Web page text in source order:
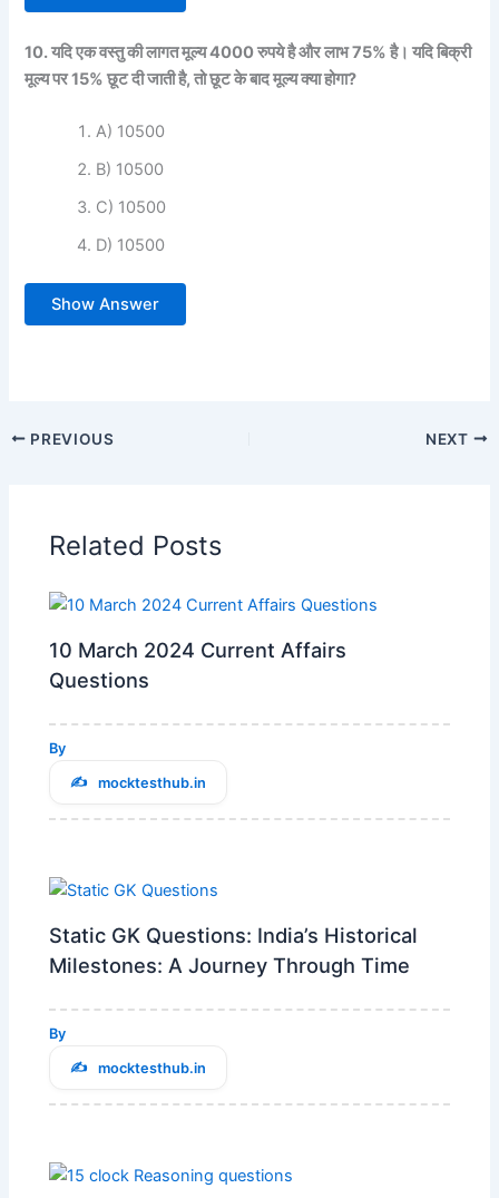
10. यदि एक वस्तु की लागत मूल्य 4000 रुपये है और लाभ 75% है। यदि बिक्री
मूल्य पर 15% छूट दी जाती है, तो छूट के बाद मूल्य क्या होगा?
A) 10500
B) 10500
C) 10500
D) 10500
Show Answer
PREVIOUS NEXT
Related Posts
10 March 2024 Current Affairs
Questions
By
mocktesthub.in
Static GK Questions: India’s Historical
Milestones: A Journey Through Time
By
mocktesthub.in